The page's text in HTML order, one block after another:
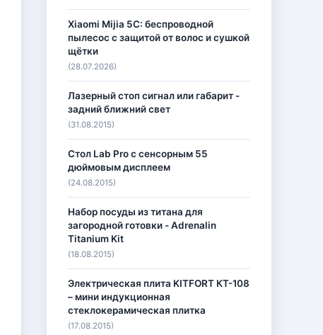
Xiaomi Mijia 5C: беспроводной
пылесос с защитой от волос и сушкой
щётки
(28.07.2026)
Лазерный стоп сигнал или габарит -
задний ближний свет
(31.08.2015)
Стол Lab Pro с сенсорным 55
дюймовым дисплеем
(24.08.2015)
Набор посуды из титана для
загородной готовки - Adrenalin
Titanium Kit
(18.08.2015)
Электрическая плита KITFORT КТ-108
– мини индукционная
стеклокерамическая плитка
(17.08.2015)